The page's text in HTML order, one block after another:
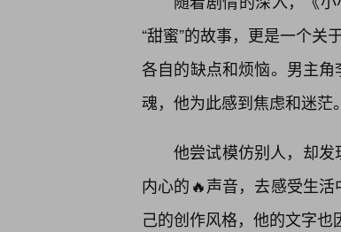
“甜蜜”的故事，更是一个关
各自的缺点和烦恼。男主
魂，他为此感到焦虑和迷茫。
他尝试模仿别人，却
内心的🔥声音，去感受生
己的创作风格，他的文字也